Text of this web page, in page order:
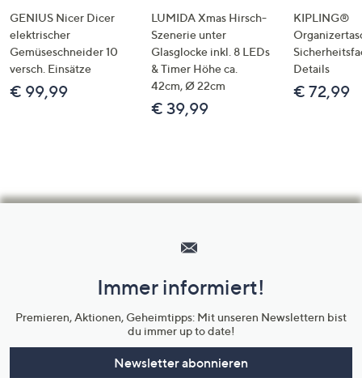
GENIUS Nicer Dicer
elektrischer
Gemüseschneider 10
versch. Einsätze
€ 99,99
LUMIDA Xmas Hirsch-
Szenerie unter
Glasglocke inkl. 8 LEDs
& Timer Höhe ca.
42cm, Ø 22cm
€ 39,99
KIPLING®
Details
€ 72,99
Unternehmensinformationen
Immer informiert!
Premieren, Aktionen, Geheimtipps: Mit unseren Newslettern bist
du immer up to date!
Newsletter abonnieren